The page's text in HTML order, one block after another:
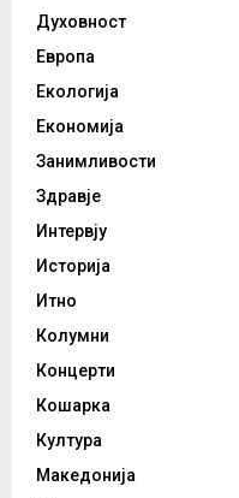
Духовност
Европа
Екологија
Економија
Занимливости
Здравје
Интервју
Историја
Итно
Колумни
Концерти
Кошарка
Култура
Македонија